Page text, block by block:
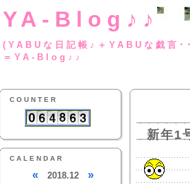
YA-Blog♪♪
(YABUな日記帳♪
＝YA-Blog♪♪
COUNTER
CALENDAR
« 2018.12 »
新年1